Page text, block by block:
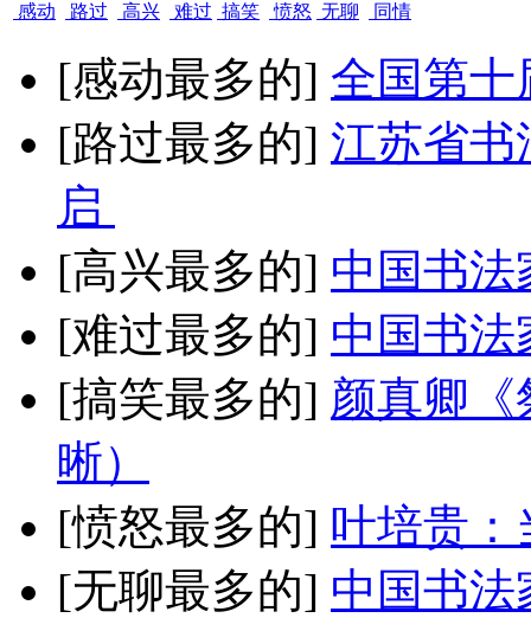
感动 路过 高兴 难过 搞笑 愤怒 无聊 同情
[感动最多的] 全国第十
[路过最多的] 江苏省书
启
[高兴最多的] 中国书法
[难过最多的] 中国书法
[搞笑最多的] 颜真卿《
晰）
[愤怒最多的] 叶培贵：
[无聊最多的] 中国书法